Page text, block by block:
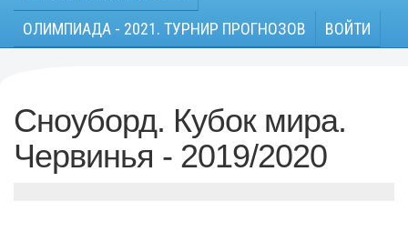
ОЛИМПИАДА - 2021. ТУРНИР ПРОГНОЗОВ
ВОЙТИ
Сноуборд. Кубок мира.
Червинья - 2019/2020